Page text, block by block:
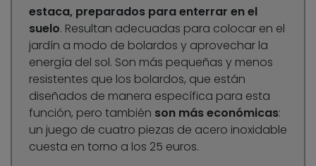
estaca, preparados para enterrar en el
suelo. Resultan adecuadas para colocar en el
jardín a modo de bolardos y aprovechar la
energía del sol. Son más pequeñas y menos
resistentes que los bolardos, que están
diseñados de manera específica para esta
función, pero también son más económicas:
un juego de cuatro piezas de acero inoxidable
cuesta en torno a los 25 euros.